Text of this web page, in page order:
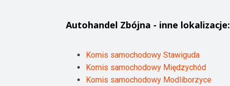
Autohandel Zbójna - inne lokalizacje:
Komis samochodowy Stawiguda
Komis samochodowy Międzychód
Komis samochodowy Modliborzyce